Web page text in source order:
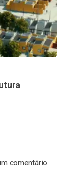
comentário.